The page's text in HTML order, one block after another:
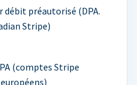
débit préautorisé (DPA.
Stripe)
(comptes Stripe